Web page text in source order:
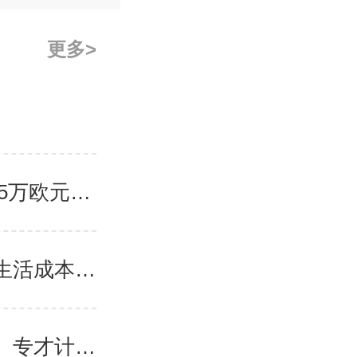
更多
希腊移民要多少钱？2026年三轨制80万/40万/25万欧元购房门槛详解
香港移民需要多少钱？2026年投资移民门槛与生活成本真实预算
香港移民最新政策是什么？2026年优才、高才、专才计划申请条件全解析